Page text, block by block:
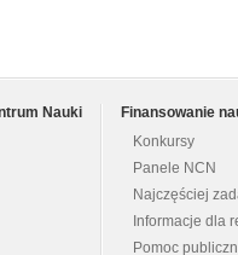
Nauki
Finansowanie
Konkursy
Panele NCN
Najczęściej
Informacje dla
Pomoc